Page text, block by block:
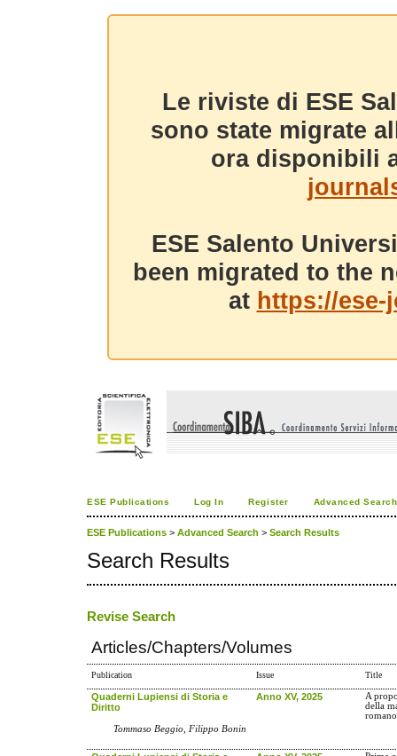
Le riviste di ESE
sono state migrate
ora disponibili
ESE Salento
been migrated to the
at https://
ESE Publications Log In Register Advanced Search
ESE Publications > Advanced Search > Search Results
Search Results
Revise Search
Articles/Chapters/Volumes
Publication Issue Title
Quaderni Lupiensi di Storia e
Diritto
Anno XV, 2025
A
della
romano
Tommaso Beggio, Filippo Bonin